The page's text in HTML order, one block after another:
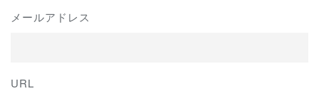
メールアドレス
URL